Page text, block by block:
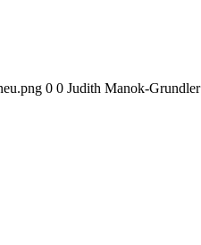
0 0 Judith Manok-Grundler